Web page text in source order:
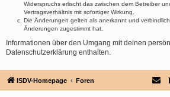
Widerspruchs erlischt das zwischen dem Betreiber
Vertragsverhältnis mit sofortiger Wirkung.
Die Änderungen gelten als anerkannt und
Änderungen zugestimmt hat.
Informationen über den Umgang mit deinen
Datenschutzerklärung enthalten.
ISDV-Homepage Foren